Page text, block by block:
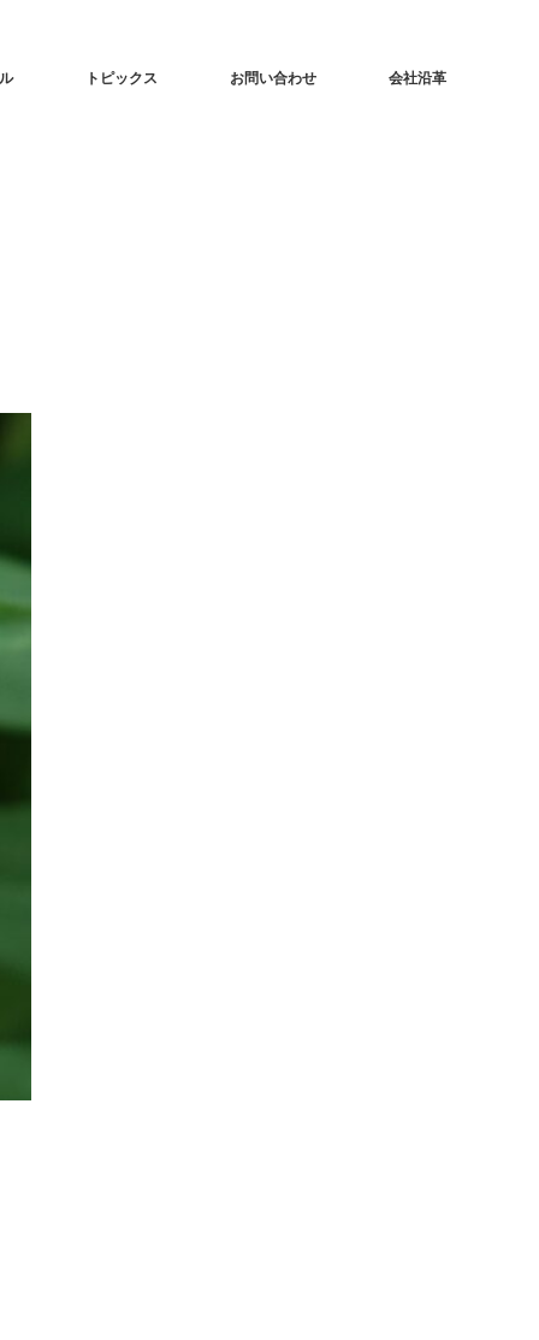
トピックス お問い合わせ 会社沿革